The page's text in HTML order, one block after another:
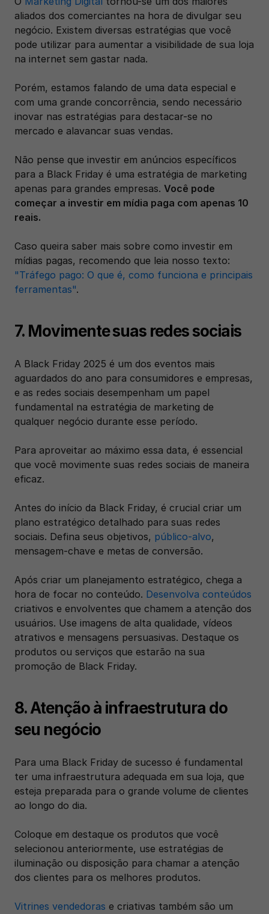
aliados dos comerciantes na hora de divulgar seu
negócio. Existem diversas estratégias que você
pode utilizar para aumentar a visibilidade de sua loja
na internet sem gastar nada.
Porém, estamos falando de uma data especial e
com uma grande concorrência, sendo necessário
inovar nas estratégias para destacar-se no
mercado e alavancar suas vendas.
Não pense que investir em anúncios específicos
para a Black Friday é uma estratégia de marketing
apenas para grandes empresas. Você pode
começar a investir em mídia paga com apenas 10
reais.
Caso queira saber mais sobre como investir em
"Tráfego pago: O que é, como funciona e principais
ferramentas".
7. Movimente suas redes sociais
A Black Friday 2025 é um dos eventos mais
aguardados do ano para consumidores e empresas,
e as redes sociais desempenham um papel
fundamental na estratégia de marketing de
qualquer negócio durante esse período.
Para aproveitar ao máximo essa data, é essencial
que você movimente suas redes sociais de maneira
eficaz.
Antes do início da Black Friday, é crucial criar um
plano estratégico detalhado para suas redes
sociais. Defina seus objetivos, público-alvo,
mensagem-chave e metas de conversão.
Após criar um planejamento estratégico, chega a
hora de focar no conteúdo. Desenvolva conteúdos
criativos e envolventes que chamem a atenção dos
usuários. Use imagens de alta qualidade, vídeos
atrativos e mensagens persuasivas. Destaque os
produtos ou serviços que estarão na sua
promoção de Black Friday.
8. Atenção à infraestrutura do
seu negócio
Para uma Black Friday de sucesso é fundamental
ter uma infraestrutura adequada em sua loja, que
esteja preparada para o grande volume de clientes
ao longo do dia.
Coloque em destaque os produtos que você
selecionou anteriormente, use estratégias de
iluminação ou disposição para chamar a atenção
dos clientes para os melhores produtos.
Vitrines vendedoras e criativas também são um